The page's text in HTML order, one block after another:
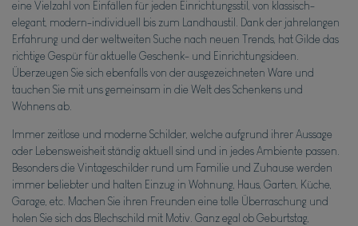
eine Vielzahl von Einfällen für jeden Einrichtungsstil, von klassisch-
elegant, modern-individuell bis zum Landhaustil. Dank der jahrelangen
Erfahrung und der weltweiten Suche nach neuen Trends, hat Gilde das
richtige Gespür für aktuelle Geschenk- und Einrichtungsideen.
Überzeugen Sie sich ebenfalls von der ausgezeichneten Ware und
tauchen Sie mit uns gemeinsam in die Welt des Schenkens und
Wohnens ab.
Immer zeitlose und moderne Schilder, welche aufgrund ihrer Aussage
oder Lebensweisheit ständig aktuell sind und in jedes Ambiente passen.
Besonders die Vintageschilder rund um Familie und Zuhause werden
immer beliebter und halten Einzug in Wohnung, Haus, Garten, Küche,
Garage, etc. Machen Sie ihren Freunden eine tolle Überraschung und
holen Sie sich das Blechschild mit Motiv. Ganz egal ob Geburtstag,